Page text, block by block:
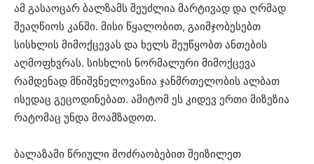
ამ გასაოცარ ბალზამს შეუძლია მარტივად და ღრმად
შეაღწიოს კანში. მისი წყალობით, გაიმჯობესებთ
სისხლის მიმოქცევას და ხელს შეუწყობთ ანთების
აღმოფხვრას. სისხლის ნორმალური მიმოქცევა
რამდენად მნიშვნელოვანია ჯანმრთელობის ალბათ
ისედაც გეცოდინებათ. ამიტომ ეს კიდევ ერთი მიზეზია
რატომაც უნდა მოამზადოთ.
ბალაზამი წრიული მოძრაობებით შეიზილეთ